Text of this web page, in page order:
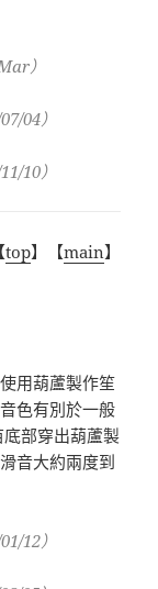
）
04）
10）
【top】【main】
用葫蘆製作笙
色有別於一般
部穿出葫蘆製
音大約兩度到
12）